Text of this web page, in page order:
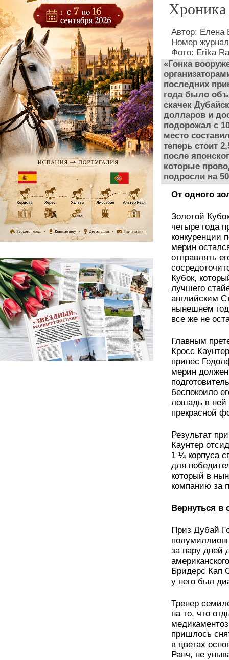
Хроника
Автор: Елена
Номер
Фото: Erika
«Гонка
последних
года было
скачек
долларов и
подорожал с
место
теперь стоит
после
которые
подросли на
От одного
Золотой
четыре года
конкуренции
мерин
отправлять
Кубок,
лучшего
английским
нынешнем
все же не
Главным
Кросс
принес
мерин
беспокоило
лошадь в ней
прекрасной
Результат
Каунтер
1 ¼ корпуса
для
который в
компанию за
Вернуться в
Приз Дубай
за пару дней
Бридерс Кап
у него был
Тренер
на то, что
пришлось
в цветах
Ранч, не